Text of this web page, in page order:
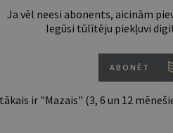
Ja vēl neesi abonents, aicinām
Iegūsi tūlītēju piekļuvi
ABONĒT
ir "Mazais" (3, 6 un 12